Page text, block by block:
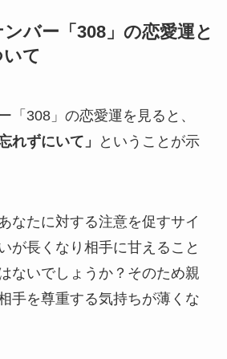
バー「308」の恋愛運と
て
「308」の恋愛運を見ると、
れずにいて」
ということが示
なたに対する注意を促すサイ
が長くなり相手に甘えること
ないでしょうか？そのため親
手を尊重する気持ちが薄くな